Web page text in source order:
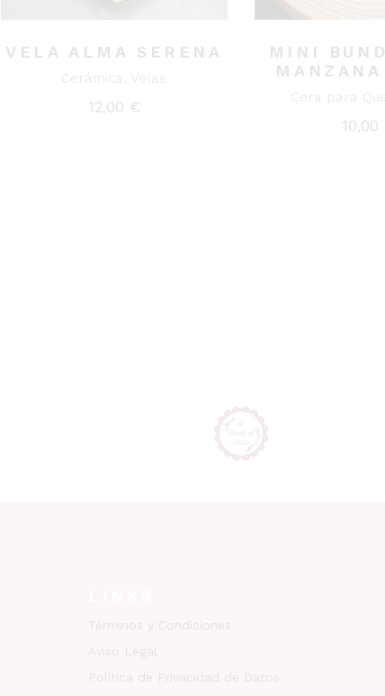
VELA ALMA SERENA
12,00 €
MINI
MANZANA
10,00
Términos y Condiciones
Aviso Legal
Política de Privacidad de Datos